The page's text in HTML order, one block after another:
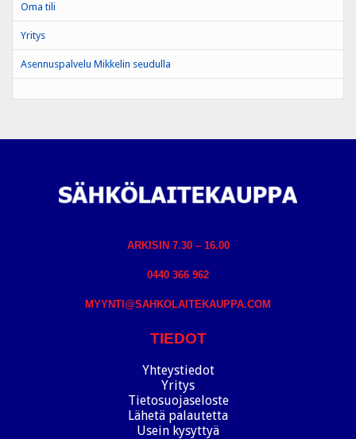
Oma tili
Yritys
Asennuspalvelu Mikkelin seudulla
ARKISIN 7.30 – 16.00
0440 366 962
MYYNTI@SAHKOLAITEKAUPPA.COM
TIEDOT
Yhteystiedot
Yritys
Tietosuojaseloste
Lähetä palautetta
Usein kysyttyä